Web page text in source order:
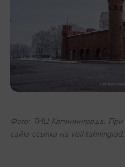
Фото: ТИЦ Калининграда. При
сайта ссылка на visit-